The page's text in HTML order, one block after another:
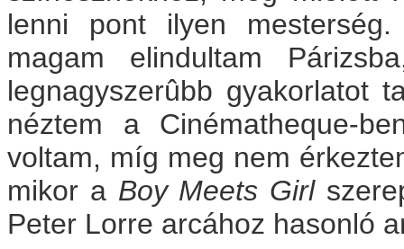
lenni pont ilyen
magam elindultam
legnagyszerûbb gyakorlatot
néztem a Cinématheque-
voltam, míg meg nem
mikor a Boy Meets Girl
Peter Lorre arcához hasonló